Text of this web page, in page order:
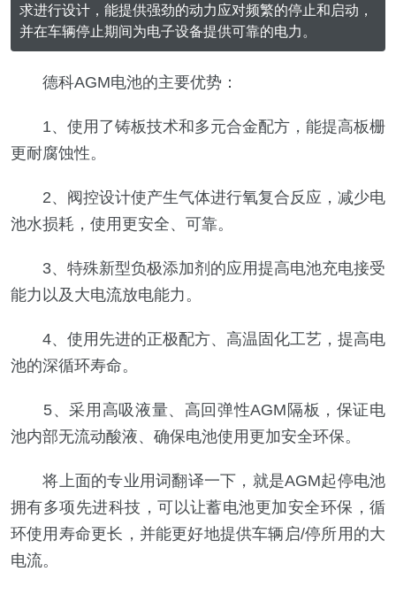
求进行设计，能提供强劲的动力应对频繁的停止和启动，
并在车辆停止期间为电子设备提供可靠的电力。
德科AGM电池的主要优势：
1、使用了铸板技术和多元合金配方，能提高板栅
更耐腐蚀性。
2、阀控设计使产生气体进行氧复合反应，减少电
池水损耗，使用更安全、可靠。
3、特殊新型负极添加剂的应用提高电池充电接受
能力以及大电流放电能力。
4、使用先进的正极配方、高温固化工艺，提高电
池的深循环寿命。
5、采用高吸液量、高回弹性AGM隔板，保证电
池内部无流动酸液、确保电池使用更加安全环保。
将上面的专业用词翻译一下，就是AGM起停电池
拥有多项先进科技，可以让蓄电池更加安全环保，循
环使用寿命更长，并能更好地提供车辆启/停所用的大
电流。